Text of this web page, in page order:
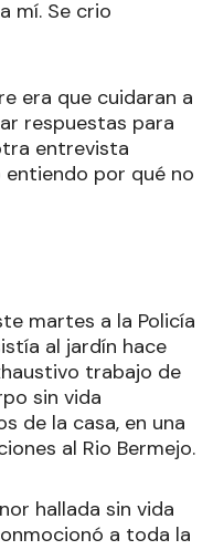
mí. Se crio
era que cuidaran a
respuestas para
entrevista
entiendo por qué no
martes a la Policía
al jardín hace
trabajo de
sin vida
de la casa, en una
al Rio Bermejo.
hallada sin vida
a toda la